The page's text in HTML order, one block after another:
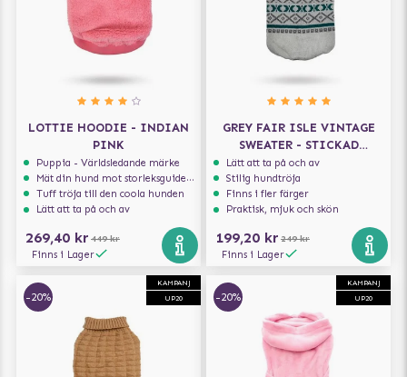
LOTTIE HOODIE - INDIAN
PINK
Puppia - Världsledande märke
Mät din hund mot storleksguiden för att få rätt storlek
Tuff tröja till den coola hunden
Lätt att ta på och av
269,40 kr 449 kr
Finns i Lager
GREY FAIR ISLE VINTAGE
SWEATER - STICKAD
HUNDTRÖJA
Lätt att ta på och av
Stilig hundtröja
Finns i fler färger
Praktisk, mjuk och skön
199,20 kr 249 kr
Finns i Lager
KAMPANJ
UP20
-20%
KAMPANJ
UP20
-20%